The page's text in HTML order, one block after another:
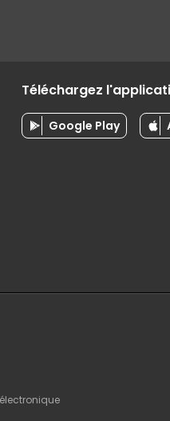
Téléchargez
Google Play